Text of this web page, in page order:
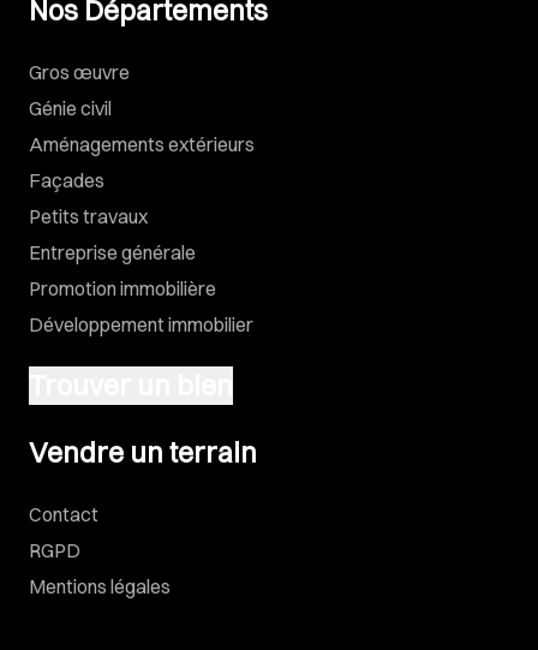
Nos Départements
Gros œuvre
Génie civil
Aménagements extérieurs
Façades
Petits travaux
Entreprise générale
Promotion immobilière
Développement immobilier
Vendre un terrain
Contact
RGPD
Mentions légales